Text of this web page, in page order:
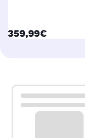
currentPrice
359,99€